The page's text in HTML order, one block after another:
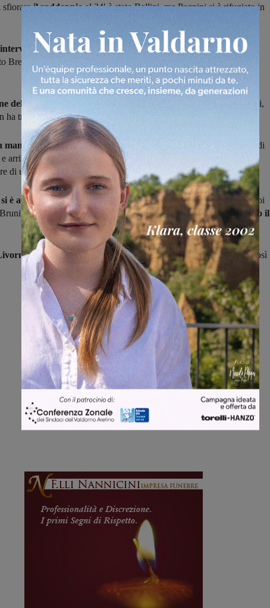
sfiorareil raddoppioal 34′ è stato Bellini, ma Pagnini si è rifugiato in
i Livorno è rimasto in dieci:a finire anzitempo sotto la
Brenna,
rosso diretto per gioco falloso su Zellini lanciato vero la
della ripresa di marca Figline:
al 17′ punizione di Sesti per Bruni,
ha trovato la rete.
mano il pallino del gioco,forti anche dell’uomo in più, i gialloblù di
e arrivato ilpareggio del Figlinecon testa di Torruni su assist di
di una bella azione in area da posizione defilata sulla sinistra.
è accesa al 35′:tiro di Zhupa respinta del portiere avversari che poi
Calcio di rigore che lo stesso Bruni ha trasformato,ribaltando il
sbilanciato in avanti,ma senza essere troppo pericoloso e così